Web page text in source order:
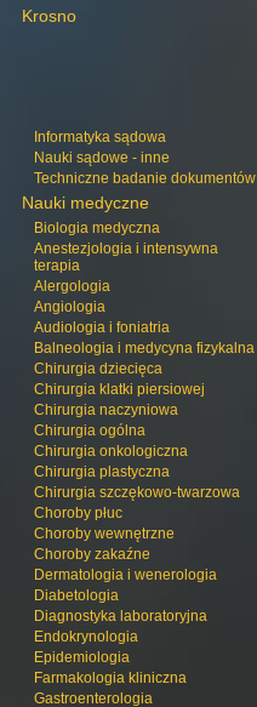
Krosno
Informatyka sądowa
Nauki sądowe - inne
Techniczne badanie dokumentów
Nauki medyczne
Biologia medyczna
Anestezjologia i intensywna
terapia
Alergologia
Angiologia
Audiologia i foniatria
Balneologia i medycyna fizykalna
Chirurgia dziecięca
Chirurgia klatki piersiowej
Chirurgia naczyniowa
Chirurgia ogólna
Chirurgia onkologiczna
Chirurgia plastyczna
Chirurgia szczękowo-twarzowa
Choroby płuc
Choroby wewnętrzne
Choroby zakaźne
Dermatologia i wenerologia
Diabetologia
Diagnostyka laboratoryjna
Endokrynologia
Epidemiologia
Farmakologia kliniczna
Gastroenterologia